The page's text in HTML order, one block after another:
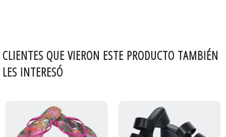
CLIENTES QUE VIERON ESTE PRODUCTO TAMBIÉN
LES INTERESÓ